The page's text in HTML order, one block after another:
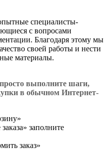
специалисты-
с вопросами
Благодаря этому мы
своей работы и нести
материалы.
выполните шаги,
в обычном Интернет-
заполните
заказ»